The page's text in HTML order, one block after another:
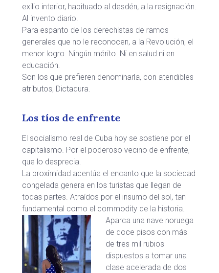
exilio interior, habituado al desdén, a la resignación.
Al invento diario.
Para espanto de los derechistas de ramos
generales que no le reconocen, a la Revolución, el
menor logro. Ningún mérito. Ni en salud ni en
educación.
Son los que prefieren denominarla, con atendibles
atributos, Dictadura.
Los tíos de enfrente
El socialismo real de Cuba hoy se sostiene por el
capitalismo. Por el poderoso vecino de enfrente,
que lo desprecia.
La proximidad acentúa el encanto que la sociedad
congelada genera en los turistas que llegan de
todas partes. Atraídos por el insumo del sol, tan
fundamental como el commodity de la historia.
Aparca una nave noruega
de doce pisos con más
de tres mil rubios
dispuestos a tomar una
clase acelerada de dos